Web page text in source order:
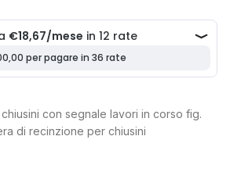
con segnale lavori in corso fig.
di recinzione per chiusini